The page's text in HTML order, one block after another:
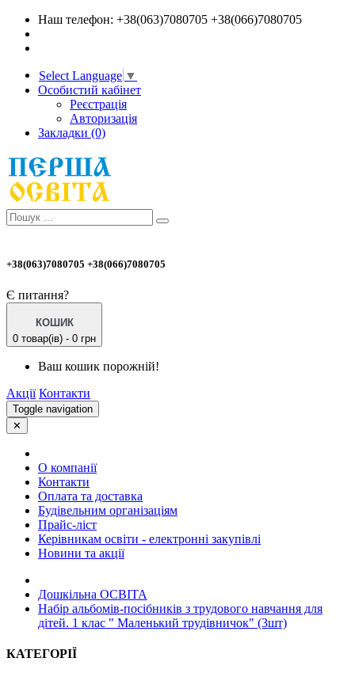
Наш телефон: +38(063)7080705 +38(066)7080705
Select Language ▼
Особистий кабінет
Реєстрація
Авторизація
Закладки (0)
+38(063)7080705 +38(066)7080705
Є питання?
КОШИК
0 товар(ів) - 0 грн
Ваш кошик порожній!
Акції Контакти
Toggle navigation
✕
О компанії
Контакти
Оплата та доставка
Будівельним організаціям
Прайс-ліст
Керівникам освіти - електронні закупівлі
Новини та акції
Дошкільна ОСВIТА
Набір альбомів-посібників з трудового навчання для
дітей. 1 клас " Маленький трудівничок" (3шт)
КАТЕГОРІЇ